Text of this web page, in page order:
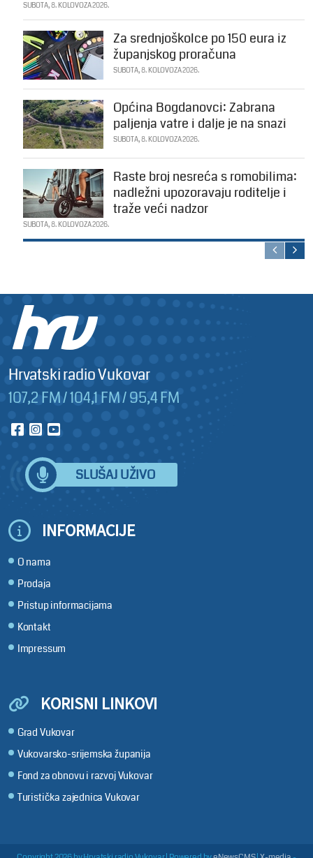
SUBOTA, 8. KOLOVOZA 2026.
Za srednjoškolce po 150 eura iz
županjskog proračuna
SUBOTA, 8. KOLOVOZA 2026.
Općina Bogdanovci: Zabrana
paljenja vatre i dalje je na snazi
SUBOTA, 8. KOLOVOZA 2026.
Raste broj nesreća s romobilima:
nadležni upozoravaju roditelje i
traže veći nadzor
SUBOTA, 8. KOLOVOZA 2026.
Hrvatski radio Vukovar
107,2 FM / 104,1 FM / 95,4 FM
SLUŠAJ UŽIVO
INFORMACIJE
O nama
Prodaja
Pristup informacijama
Kontakt
Impressum
KORISNI LINKOVI
Grad Vukovar
Vukovarsko-srijemska županija
Fond za obnovu i razvoj Vukovar
Turistička zajednica Vukovar